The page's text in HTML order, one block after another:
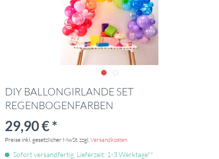
DIY BALLONGIRLANDE SET
REGENBOGENFARBEN
29,90 € *
Preise inkl. gesetzlicher MwSt. zzgl.Versandkosten
Sofort versandfertig, Lieferzeit: 1-3 Werktage**